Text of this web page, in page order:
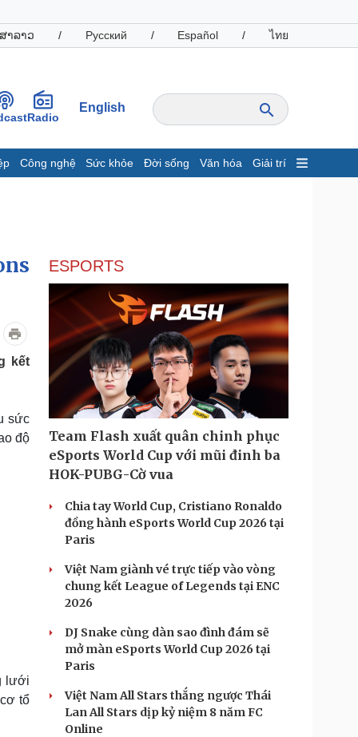
າລາວ / Русский / Español / ไทย
Radio
English
Công nghệ Sức khỏe Đời sống Văn hóa Giải trí
Giá cà phê
nghiệp
tin doanh nghiệp
nghiệp 24h
nhân
Công nghệ
Sành điệu
Tin Công nghệ
Trải nghiệm
Chuyển đổi số
lịch
Podcast
Câu chuyện thời sự
Đọc truyện đêm khuya
Cửa sổ tình yêu
Kể chuyện cho bé
Hạt giống tâm hồn
kết
sức
độ
lưới
tổ
ESPORTS
Team Flash xuất quân chinh phục
eSports World Cup với mũi đinh ba
HOK-PUBG-Cờ vua
Chia tay World Cup, Cristiano Ronaldo
đồng hành eSports World Cup 2026 tại
Paris
Việt Nam giành vé trực tiếp vào vòng
chung kết League of Legends tại ENC
2026
DJ Snake cùng dàn sao đình đám sẽ
mở màn eSports World Cup 2026 tại
Paris
Việt Nam All Stars thắng ngược Thái
Lan All Stars dịp kỷ niệm 8 năm FC
Online